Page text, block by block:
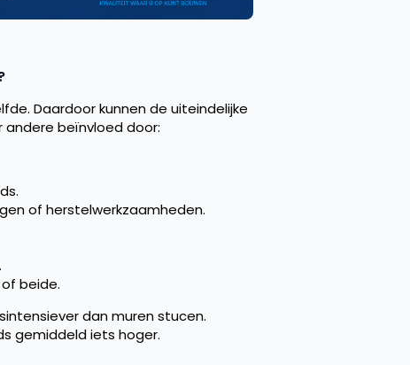
Daardoor kunnen de uiteindelijke
andere beïnvloed door:
of herstelwerkzaamheden.
beide.
dan muren stucen.
gemiddeld iets hoger.